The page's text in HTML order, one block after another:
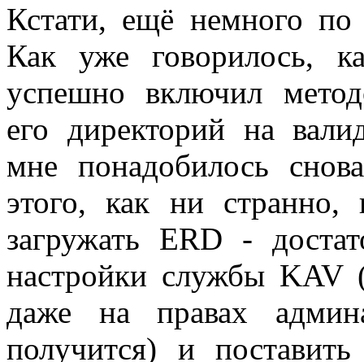
Кстати, ещё немного по
Как уже говорилось,
успешно включил
его директорий на
мне понадобилось
этого, как ни странно,
загружать ERD -
настройки службы KAV
даже на правах
получится) и